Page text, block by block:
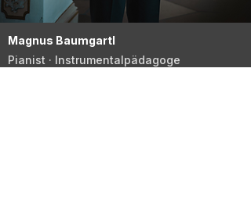
Magnus Baumgartl
Pianist · Instrumentalpädagoge